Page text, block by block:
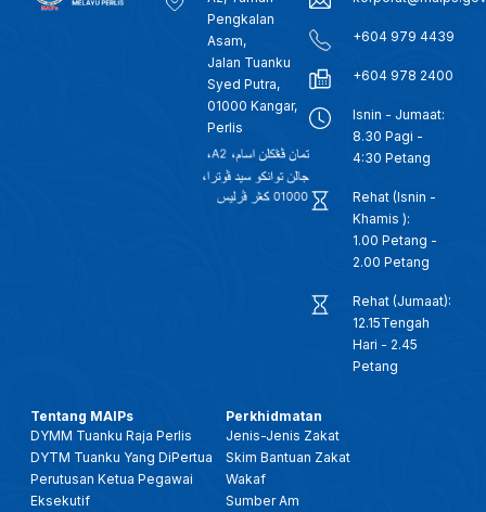
Pengkalan
Asam,
Jalan Tuanku
Syed Putra,
01000 Kangar,
Perlis
+604 979 4439
+604 978 2400
Isnin - Jumaat:
8.30 Pagi -
4:30 Petang
Rehat (Isnin -
Khamis ):
1.00 Petang -
2.00 Petang
Rehat (Jumaat):
12.15Tengah
Hari - 2.45
Petang
Tentang MAIPs
DYMM Tuanku Raja Perlis
DYTM Tuanku Yang DiPertua
Perutusan Ketua Pegawai
Eksekutif
Perkhidmatan
Jenis-Jenis Zakat
Skim Bantuan Zakat
Wakaf
Sumber Am